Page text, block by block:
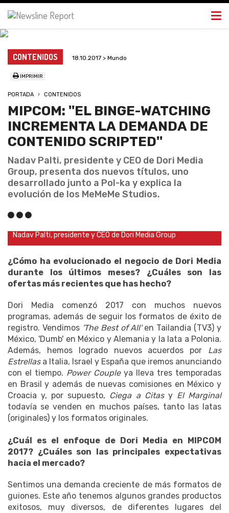
CONTENIDOS 18.10.2017 > Mundo
IMPRIMIR
PORTADA CONTENIDOS
MIPCOM: ''EL BINGE-WATCHING
INCREMENTA LA DEMANDA DE
CONTENIDO SCRIPTED''
Nadav Palti, presidente y CEO de Dori Media
Group, presenta dos nuevos títulos, uno
desarrollado junto a Pol-ka y explica la
evolución de los MeMeMe Studios.
Nadav Palti, presidente y CEO de Dori Media Group
¿Cómo ha evolucionado el negocio de Dori Media
durante los últimos meses? ¿Cuáles son las
ofertas más recientes que has hecho?
Dori Media comenzó 2017 con muchos nuevos
programas, además de seguir los formatos de éxito de
registro. Vendimos'The Best of All'en Tailandia (TV3) y
México, 'Dumb' en México y Alemania y la lata a Polonia.
Además, hemos logrado nuevos acuerdos por Las
Estrellas a Italia, Israel y España que iremos anunciando
con el tiempo. Power Coupleya lleva tres temporadas
en Brasil y además de nuevas comisiones en México y
Croacia y, por supuesto, Ciega a Citasy El Marginal
todavía se venden en muchos países, tanto las latas
(originales) y los formatos originales.
¿Cuál es el enfoque de Dori Media en MIPCOM
2017? ¿Cuáles son las principales expectativas
hacia el mercado?
Sentimos una demanda creciente de más formatos de
guiones. Este año tenemos algunos grandes productos
exitosos, muy diversos, de diferentes lugares del